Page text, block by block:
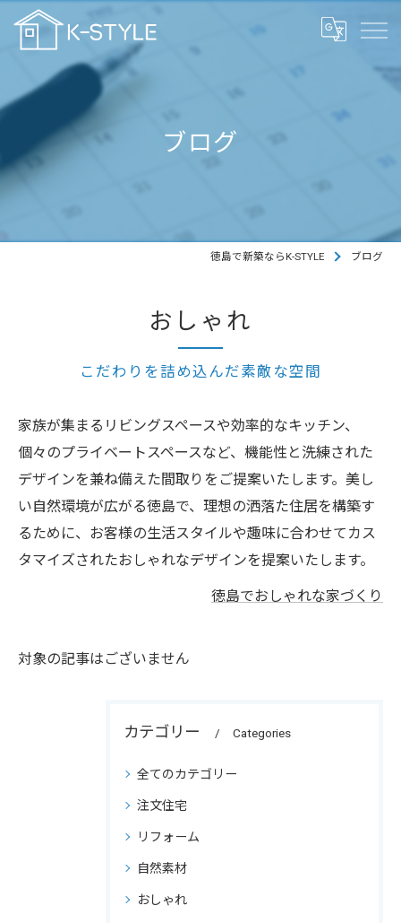
ブログ
徳島で新築ならK-STYLE ブログ
おしゃれ
こだわりを詰め込んだ素敵な空間
家族が集まるリビングスペースや効率的なキッチン、
個々のプライベートスペースなど、機能性と洗練された
デザインを兼ね備えた間取りをご提案いたします。美し
い自然環境が広がる徳島で、理想の洒落た住居を構築す
るために、お客様の生活スタイルや趣味に合わせてカス
タマイズされたおしゃれなデザインを提案いたします。
徳島でおしゃれな家づくり
対象の記事はございません
カテゴリー Categories
全てのカテゴリー
注文住宅
リフォーム
自然素材
おしゃれ